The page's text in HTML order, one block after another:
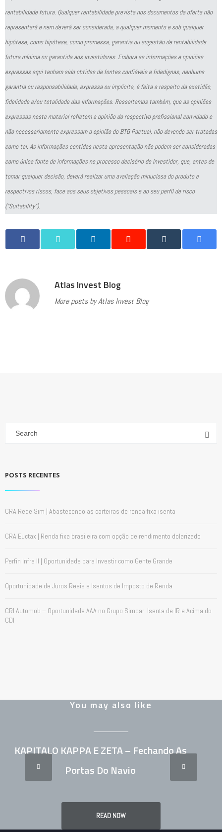
rentabilidade futura. Qualquer rentabilidade prevista nos documentos da oferta não
representará e nem deverá ser considerada, a qualquer momento e sob qualquer
hipótese, como hipótese, como promessa, garantia ou sugestão de rentabilidade
futura mínima ou garantida aos investidores. Embora as informações e opiniões
expressas aqui tenham sido obtidas de fontes confiáveis e fidedignas, nenhuma
garantia ou responsabilidade, expressa ou implícita, é feita a respeito da exatidão,
fidelidade e/ou totalidade das informações. Ressaltamos também, que as opiniões
expressas neste material refletem a opinião do respectivo profissional convidado e
não necessariamente expressam a opinião do BTG Pactual, não devendo ser tratadas
como tal. As informações contidas nesta apresentação não podem ser consideradas
como única fonte de informações no processo decisório do investidor, que, antes de
tomar qualquer decisão, deverá realizar uma avaliação minuciosa do produto e
respectivos riscos, face aos seus objetivos pessoais e ao seu perfil de risco
(“Suitability”).
Atlas Invest Blog
More posts by Atlas Invest Blog
POSTS RECENTES
CRA Rede Sim | Abastecendo as carteiras de renda fixa isenta
CRA Euctax | Renda fixa brasileira com opção de rendimento dolarizado
Perfin Infra II | Oportunidade para Investir como Gente Grande
Oportunidade de Juros Reais e Isentos de Imposto de Renda
CRI Automob – Oportunidade AAA no Grupo Simpar. Isenta de IR e Acima do
CDI
You may also like
KAPITALO KAPPA E ZETA – Fechando As
Portas Do Navio
READ NOW